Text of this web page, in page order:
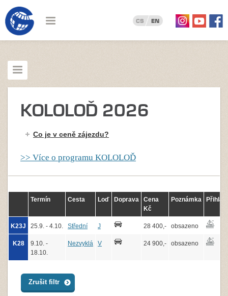
CS EN
KOLOLOĎ 2026
Co je v ceně zájezdu?
>> Více o programu KOLOLOĎ
Termín Cesta Loď Doprava
Cena
Kč
Poznámka
K23J 25.9. - 4.10. Střední J 28 400,- obsazeno
K28
9.10. -
18.10.
Nezvyklá V 24 900,- obsazeno
Zrušit filtr